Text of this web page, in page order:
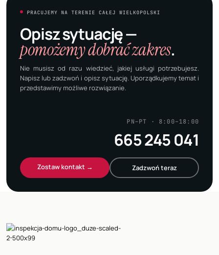
PRACUJEMY NA TERENIE CAŁEJ WIELKOPOLSKI
Opisz sytuację —
pomożemy dobrać zakres.
Nie musisz od razu wiedzieć, jakiej usługi potrzebujesz.
Napisz lub zadzwoń i opisz sytuację. Uporządkujemy temat i
przedstawimy możliwe rozwiązanie.
PN–PT · 8:00–18:00
665 245 041
Zostaw kontakt → Zadzwoń teraz